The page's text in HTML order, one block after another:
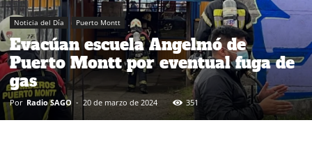
Noticia del Día Puerto Montt
Evacúan escuela Angelmó de
Puerto Montt por eventual fuga de
gas
Por Radio SAGO - 20 de marzo de 2024 351